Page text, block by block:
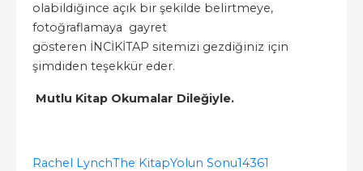
olabildiğince açık bir şekilde belirtmeye,
fotoğraflamaya gayret
gösteren İNCİKİTAP sitemizi gezdiğiniz için
şimdiden teşekkür eder.
Mutlu Kitap Okumalar Dileğiyle.
Rachel LynchThe KitapYolun Sonu14361